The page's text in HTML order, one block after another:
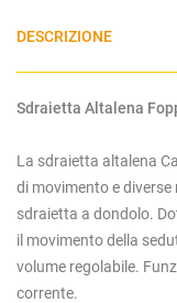
DESCRIZIONE
Sdraietta Altalena
La sdraietta altalena
di movimento e
sdraietta a dondolo.
il movimento della
volume regolabile.
corrente.